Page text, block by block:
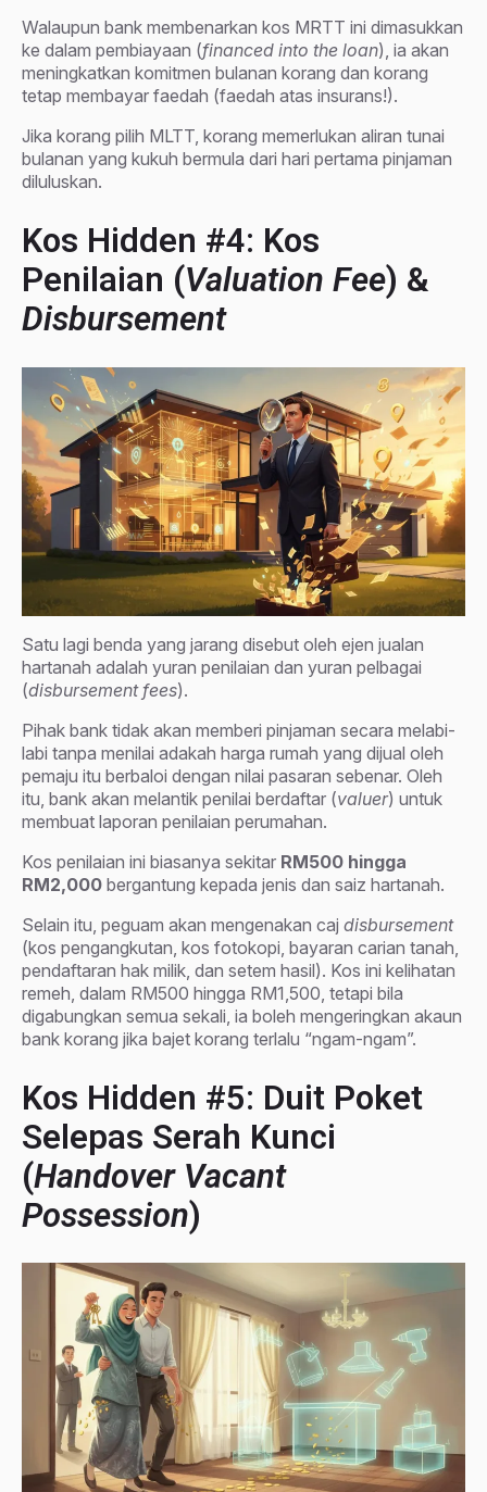
Walaupun bank membenarkan kos MRTT ini dimasukkan
ke dalam pembiayaan (financed into the loan), ia akan
meningkatkan komitmen bulanan korang dan korang
tetap membayar faedah (faedah atas insurans!).
Jika korang pilih MLTT, korang memerlukan aliran tunai
bulanan yang kukuh bermula dari hari pertama pinjaman
diluluskan.
Kos Hidden #4: Kos
Penilaian (Valuation Fee) &
Disbursement
Satu lagi benda yang jarang disebut oleh ejen jualan
hartanah adalah yuran penilaian dan yuran pelbagai
(disbursement fees).
Pihak bank tidak akan memberi pinjaman secara melabi-
labi tanpa menilai adakah harga rumah yang dijual oleh
pemaju itu berbaloi dengan nilai pasaran sebenar. Oleh
itu, bank akan melantik penilai berdaftar (valuer) untuk
membuat laporan penilaian perumahan.
Kos penilaian ini biasanya sekitar RM500 hingga
RM2,000 bergantung kepada jenis dan saiz hartanah.
Selain itu, peguam akan mengenakan caj disbursement
(kos pengangkutan, kos fotokopi, bayaran carian tanah,
pendaftaran hak milik, dan setem hasil). Kos ini kelihatan
remeh, dalam RM500 hingga RM1,500, tetapi bila
digabungkan semua sekali, ia boleh mengeringkan akaun
bank korang jika bajet korang terlalu “ngam-ngam”.
Kos Hidden #5: Duit Poket
Selepas Serah Kunci
(Handover Vacant
Possession)